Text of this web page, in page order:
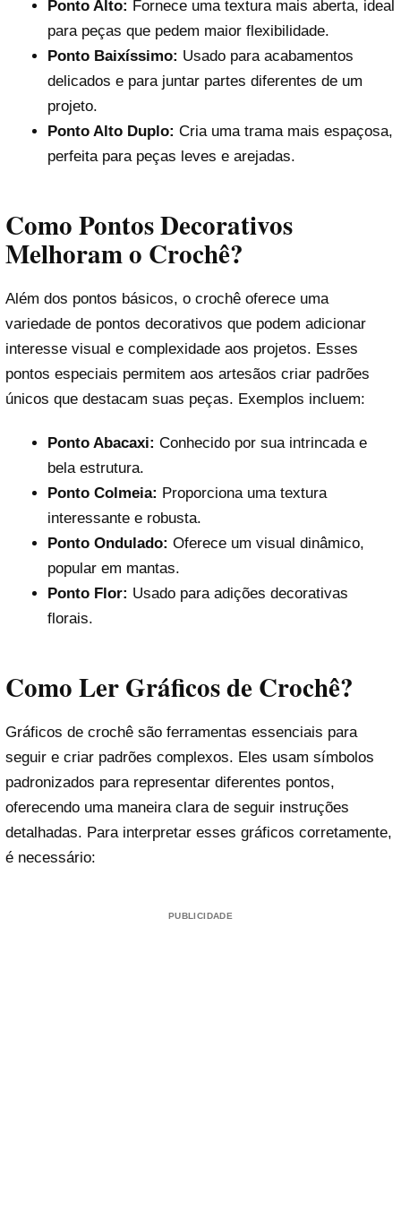
Ponto Alto: Fornece uma textura mais aberta, ideal
para peças que pedem maior flexibilidade.
Ponto Baixíssimo: Usado para acabamentos
delicados e para juntar partes diferentes de um
projeto.
Ponto Alto Duplo: Cria uma trama mais espaçosa,
perfeita para peças leves e arejadas.
Como Pontos Decorativos
Melhoram o Crochê?
Além dos pontos básicos, o crochê oferece uma
variedade de pontos decorativos que podem adicionar
interesse visual e complexidade aos projetos. Esses
pontos especiais permitem aos artesãos criar padrões
únicos que destacam suas peças. Exemplos incluem:
Ponto Abacaxi: Conhecido por sua intrincada e
bela estrutura.
Ponto Colmeia: Proporciona uma textura
interessante e robusta.
Ponto Ondulado: Oferece um visual dinâmico,
popular em mantas.
Ponto Flor: Usado para adições decorativas
florais.
Como Ler Gráficos de Crochê?
Gráficos de crochê são ferramentas essenciais para
seguir e criar padrões complexos. Eles usam símbolos
padronizados para representar diferentes pontos,
oferecendo uma maneira clara de seguir instruções
detalhadas. Para interpretar esses gráficos corretamente,
é necessário:
PUBLICIDADE